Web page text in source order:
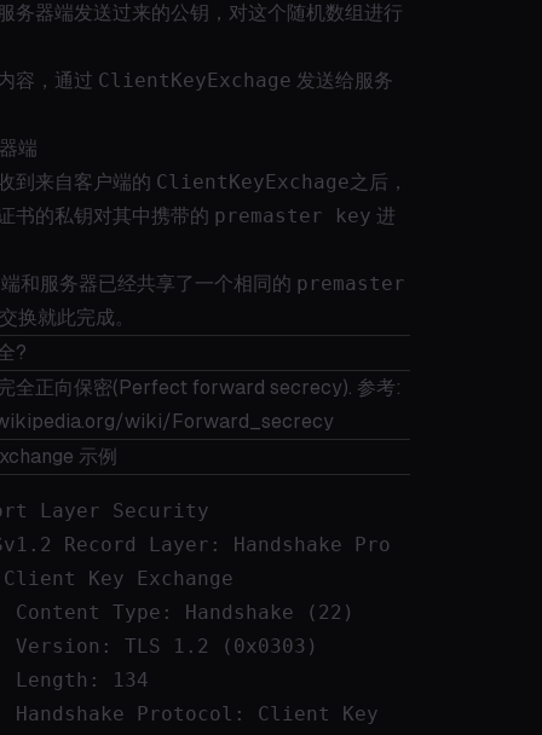
务器端发送过来的公钥，对这个随机数组进行
容，通过 ClientKeyExchage 发送给服务
端
到来自客户端的 ClientKeyExchage之后，
书的私钥对其中携带的 premaster key 进
和服务器已经共享了一个相同的 premaster
换就此完成。
?
全正向保密(Perfect forward secrecy). 参考:
wiki/Forward_secrecy
示例
Layer Security
Key Exchange
        Content Type: Handshake (22)
        Version: TLS 1.2 (0x0303)
        Length: 134